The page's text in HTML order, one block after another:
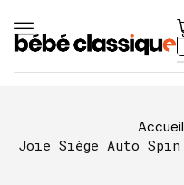
Accueil
Joie Siège Auto